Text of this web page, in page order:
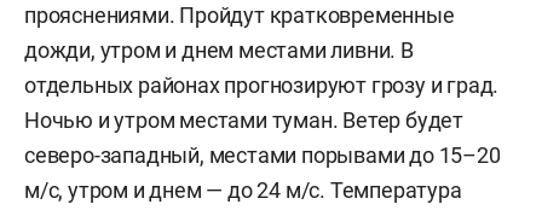
прояснениями. Пройдут кратковременные
дожди, утром и днем местами ливни. В
отдельных районах прогнозируют грозу и град.
Ночью и утром местами туман. Ветер будет
северо-западный, местами порывами до 15–20
м/c, утром и днем — до 24 м/с. Температура